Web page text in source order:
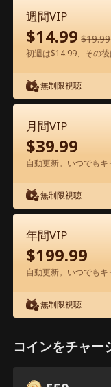
エピソード4
ルの約束と
1-50 51-55
4 5
アプリ限
週間VIP
$14.99 $19.99
初週は$14.99、その
無制限視聴
月間VIP
$39.99
自動更新。いつでも
無制限視聴
年間VIP
$199.99
自動更新。いつでも
無制限視聴
コインをチャー